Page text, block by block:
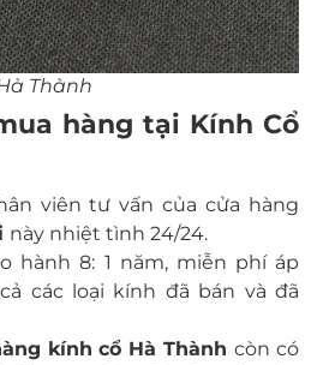
Thành
hàng tại Kính Cổ
viên tư vấn củacửa hàng
này nhiệt tình 24/24.
hành 8: 1 năm, miễn phí áp
các loại kính đã bán và đã
kính cổ Hà Thànhcòn có